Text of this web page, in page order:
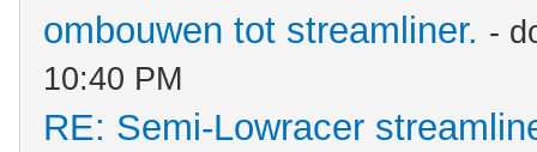
ombouwen tot streamliner. -
10:40 PM
RE: Semi-Lowracer